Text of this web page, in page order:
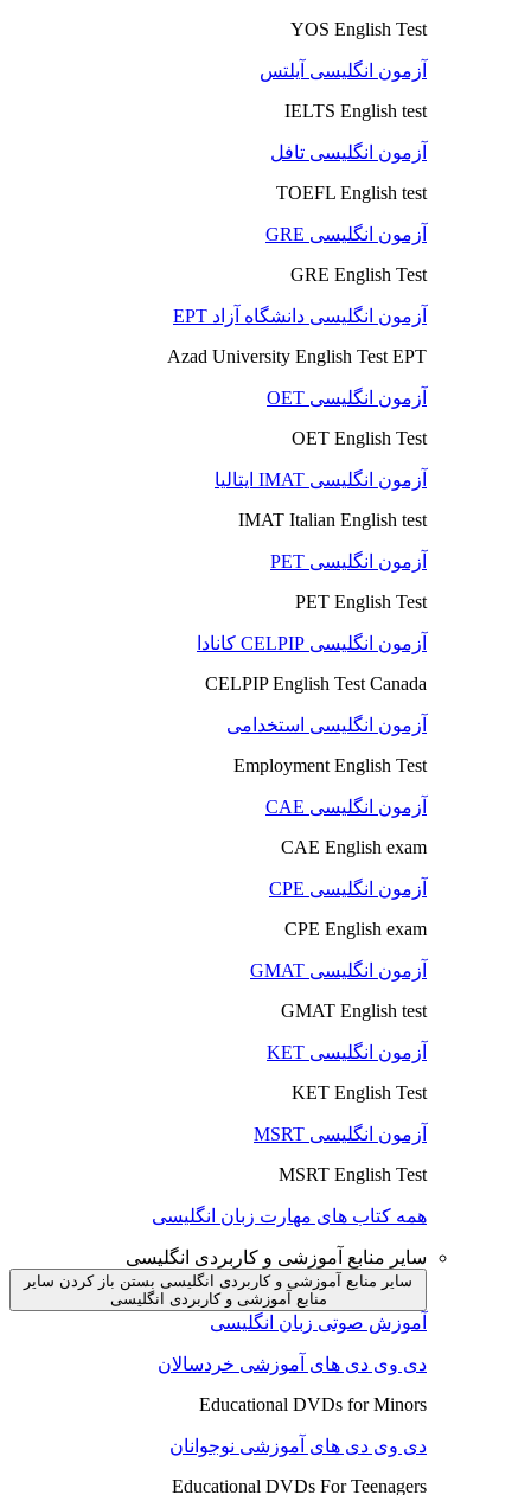
YOS English Test
آزمون انگلیسی آیلتس
IELTS English test
آزمون انگلیسی تافل
TOEFL English test
آزمون انگلیسی GRE
GRE English Test
آزمون انگلیسی دانشگاه آزاد EPT
Azad University English Test EPT
آزمون انگلیسی OET
OET English Test
آزمون انگلیسی IMAT ایتالیا
IMAT Italian English test
آزمون انگلیسی PET
PET English Test
آزمون انگلیسی CELPIP کانادا
CELPIP English Test Canada
آزمون انگلیسی استخدامی
Employment English Test
آزمون انگلیسی CAE
CAE English exam
آزمون انگلیسی CPE
CPE English exam
آزمون انگلیسی GMAT
GMAT English test
آزمون انگلیسی KET
KET English Test
آزمون انگلیسی MSRT
MSRT English Test
همه کتاب های مهارت زبان انگلیسی
سایر منابع آموزشی و کاربردی انگلیسی
سایر منابع آموزشی و کاربردی انگلیسی بستن باز کردن سایر
منابع آموزشی و کاربردی انگلیسی
آموزش صوتی زبان انگلیسی
دی وی دی های آموزشی خردسالان
Educational DVDs for Minors
دی وی دی های آموزشی نوجوانان
Educational DVDs For Teenagers